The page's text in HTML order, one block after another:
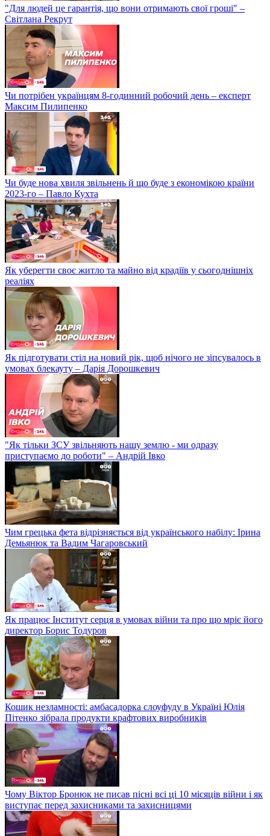
"Для людей це гарантія, що вони отримають свої гроші" –
Світлана Рекрут
Чи потрібен українцям 8-годинний робочий день – експерт
Максим Пилипенко
Чи буде нова хвиля звільнень й що буде з економікою країни
2023-го – Павло Кухта
Як уберегти своє житло та майно від крадіїв у сьогоднішніх
реаліях
Як підготувати стіл на новий рік, щоб нічого не зіпсувалось в
умовах блекауту – Дарія Дорошкевич
"Як тільки ЗСУ звільняють нашу землю - ми одразу
приступаємо до роботи" – Андрій Івко
Чим грецька фета відрізняється від українського набілу: Ірина
Демьянюк та Вадим Чагаровський
Як працює Інститут серця в умовах війни та про що мріє його
директор Борис Тодуров
Кошик незламності: амбасадорка слоуфуду в Україні Юлія
Пітенко зібрала продукти крафтових виробників
Чому Віктор Бронюк не писав пісні всі ці 10 місяців війни і як
виступає перед захисниками та захисницями